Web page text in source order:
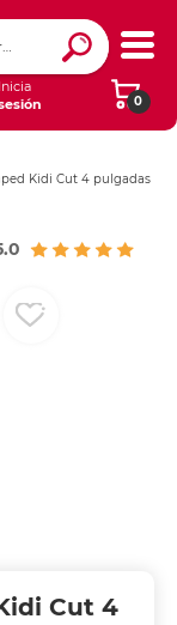
0
Inicia
Kidi Cut 4 pulgadas
Cut 4
Ingresar Codigo